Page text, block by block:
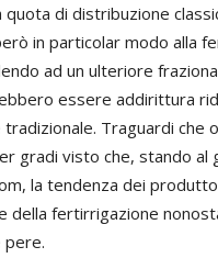
di distribuzione
in particolar modo alla
ad un ulteriore
essere addirittura
Traguardi che
gradi visto che, stando al
la tendenza dei
della fertirrigazione